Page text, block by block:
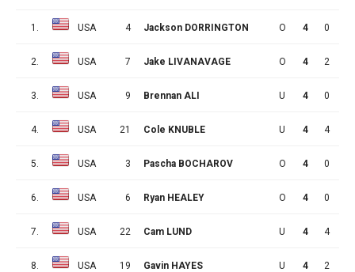
1. USA 4 Jackson DORRINGTON O 4 0
2. USA 7 Jake LIVANAVAGE O 4 2
3. USA 9 Brennan ALI U 4 0
4. USA 21 Cole KNUBLE U 4 4
5. USA 3 Pascha BOCHAROV O 4 0
6. USA 6 Ryan HEALEY O 4 0
7. USA 22 Cam LUND U 4 4
8. USA 19 Gavin HAYES U 4 2